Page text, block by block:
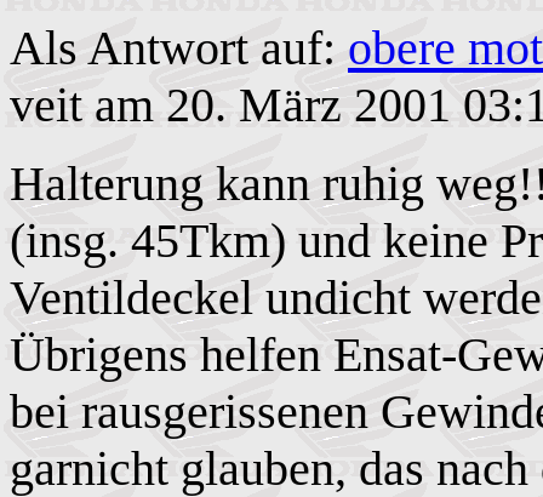
Als Antwort auf: obere
veit am 20. März 2001
Halterung kann ruhig
(insg. 45Tkm) und keine
Ventildeckel undicht
Übrigens helfen Ensat-
bei rausgerissenen
garnicht glauben, das